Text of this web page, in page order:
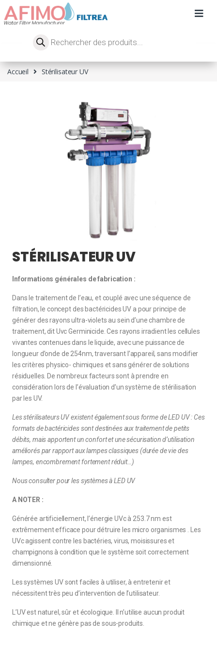
Accueil Stérilisateur UV
STÉRILISATEUR UV
Informations générales de fabrication :
Dans le traitement de l’eau, et couplé avec une séquence de
filtration, le concept des bactéricides UV a pour principe de
générer des rayons ultra-violets au sein d’une chambre de
traitement, dit Uvc Germinicide. Ces rayons irradient les cellules
vivantes contenues dans le liquide, avec une puissance de
longueur d’onde de 254nm, traversant l’appareil, sans modifier
les critères physico- chimiques et sans générer de solutions
résiduelles. De nombreux facteurs sont à prendre en
considération lors de l’évaluation d’un système de stérilisation
par les UV.
Les stérilisateurs UV existent également sous forme de LED UV : Ces
formats de bactéricides sont destinées aux traitement de petits
débits, mais apportent un confort et une sécurisation d’utilisation
améliorés par rapport aux lampes classiques (durée de vie des
lampes, encombrement fortement réduit…)
Nous consulter pour les systèmes à LED UV
A NOTER :
Générée artificiellement, l’énergie UVc à 253.7 nm est
extrêmement efficace pour détruire les micro organismes . Les
UVc agissent contre les bactéries, virus, moisissures et
champignons à condition que le système soit correctement
dimensionné.
Les systèmes UV sont faciles à utiliser, à entretenir et
nécessitent très peu d’intervention de l’utilisateur.
L’UV est naturel, sûr et écologique. Il n’utilise aucun produit
chimique et ne génère pas de sous-produits.